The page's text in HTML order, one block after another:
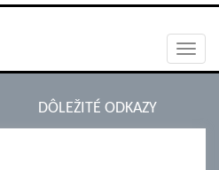
DÔLEŽITÉ ODKAZY